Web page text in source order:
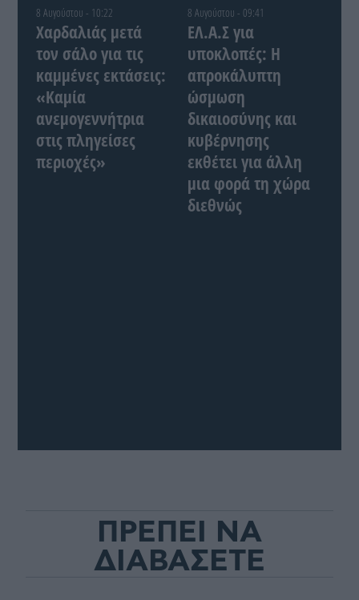
8 Αυγούστου - 10:22
Χαρδαλιάς μετά
τον σάλο για τις
καμμένες εκτάσεις:
«Καμία
ανεμογεννήτρια
στις πληγείσες
περιοχές»
8 Αυγούστου - 09:41
ΕΛ.Α.Σ για
υποκλοπές: Η
απροκάλυπτη
ώσμωση
δικαιοσύνης και
κυβέρνησης
εκθέτει για άλλη
μια φορά τη χώρα
διεθνώς
ΠΡΕΠΕΙ ΝΑ
ΔΙΑΒΑΣΕΤΕ